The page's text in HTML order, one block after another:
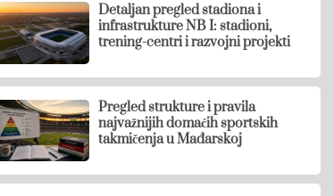
Detaljan pregled stadiona i
infrastrukture NB I: stadioni,
trening-centri i razvojni projekti
Pregled strukture i pravila
najvažnijih domaćih sportskih
takmičenja u Mađarskoj